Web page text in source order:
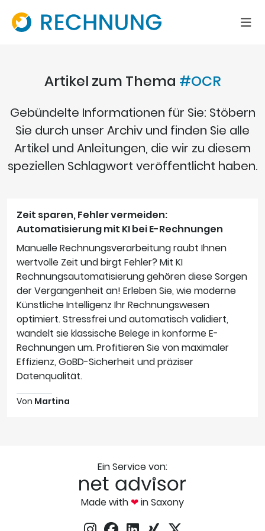
Artikel zum Thema #OCR
Gebündelte Informationen für Sie: Stöbern
Sie durch unser Archiv und finden Sie alle
Artikel und Anleitungen, die wir zu diesem
speziellen Schlagwort veröffentlicht haben.
Zeit sparen, Fehler vermeiden:
Automatisierung mit KI bei E-Rechnungen
Manuelle Rechnungsverarbeitung raubt Ihnen
wertvolle Zeit und birgt Fehler? Mit KI
Rechnungsautomatisierung gehören diese Sorgen
der Vergangenheit an! Erleben Sie, wie moderne
Künstliche Intelligenz Ihr Rechnungswesen
optimiert. Stressfrei und automatisch validiert,
wandelt sie klassische Belege in konforme E-
Rechnungen um. Profitieren Sie von maximaler
Effizienz, GoBD-Sicherheit und präziser
Datenqualität.
Von Martina
Ein Service von:
Made with ❤in Saxony